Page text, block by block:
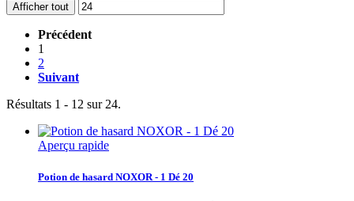
Afficher tout
Précédent
1
2
Suivant
Résultats 1 - 12 sur 24.
Aperçu rapide
Potion de hasard NOXOR - 1 Dé 20